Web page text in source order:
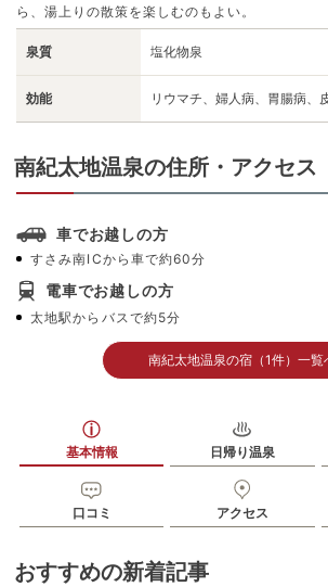
ら、湯上りの散策を楽しむのもよい。
泉質 塩化物泉
効能 リウマチ、婦人病、胃腸病、
南紀太地温泉の住所・アクセス
車でお越しの方
すさみ南ICから車で約60分
電車でお越しの方
太地駅からバスで約5分
南紀太地温泉の宿（1件）一覧
基本情報 日帰り温泉
口コミ アクセス
おすすめの新着記事